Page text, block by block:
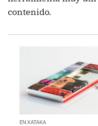
contenido.
EN XATAKA